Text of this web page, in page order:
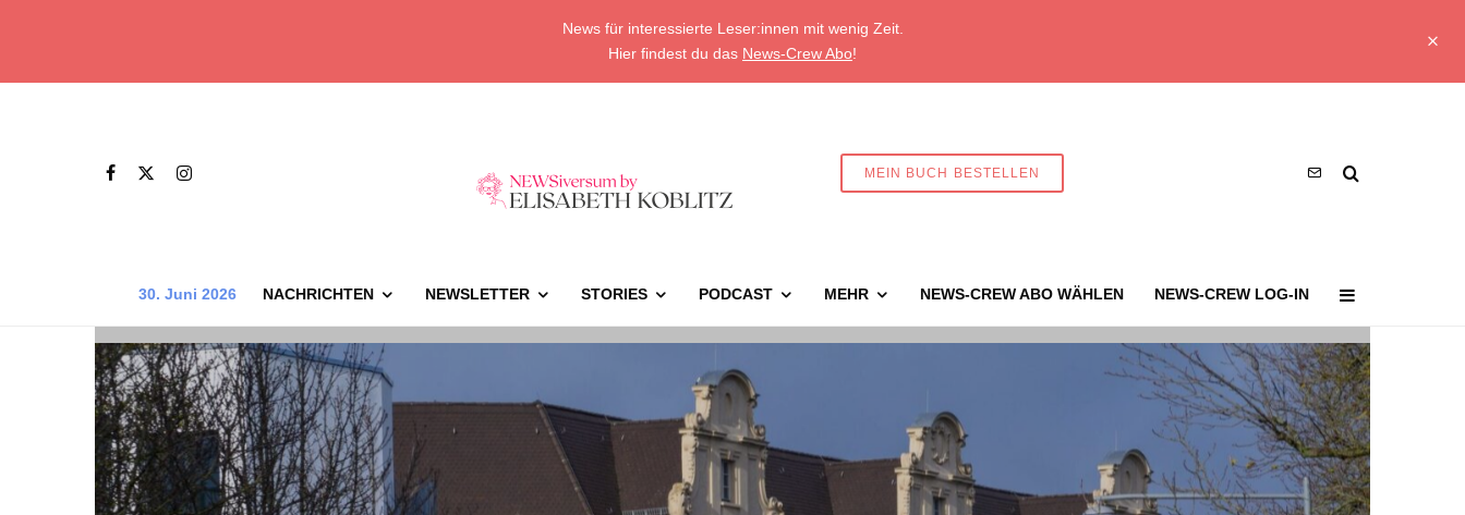
News für interessierte Leser:innen mit wenig Zeit.
Hier findest du das News-Crew Abo!
MEIN BUCH BESTELLEN
30. Juni 2026 NACHRICHTEN NEWSLETTER STORIES PODCAST MEHR NEWS-CREW ABO WÄHLEN NEWS-CREW LOG-IN